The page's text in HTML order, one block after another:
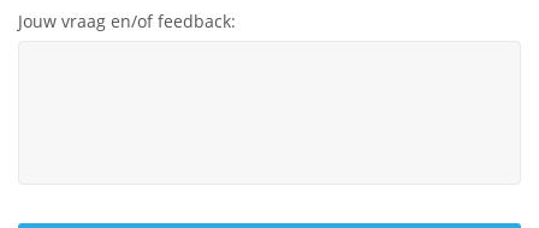
Jouw vraag en/of feedback: